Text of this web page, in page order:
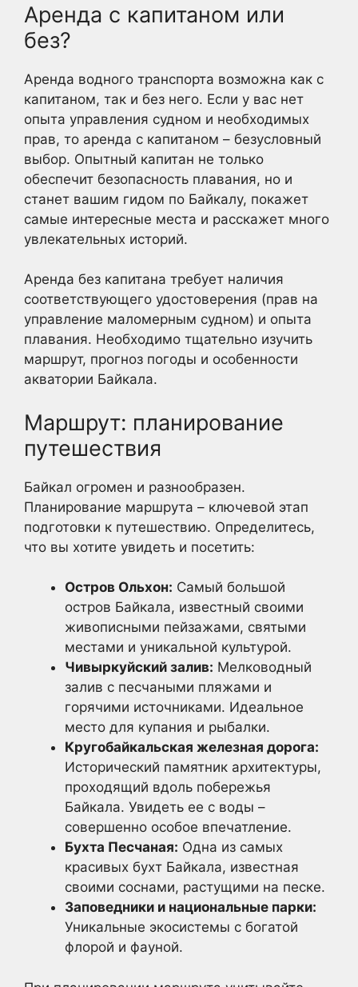
Аренда с капитаном или
без?
Аренда водного транспорта возможна как с
капитаном, так и без него. Если у вас нет
опыта управления судном и необходимых
прав, то аренда с капитаном – безусловный
выбор. Опытный капитан не только
обеспечит безопасность плавания, но и
станет вашим гидом по Байкалу, покажет
самые интересные места и расскажет много
увлекательных историй.
Аренда без капитана требует наличия
соответствующего удостоверения (прав на
управление маломерным судном) и опыта
плавания. Необходимо тщательно изучить
маршрут, прогноз погоды и особенности
акватории Байкала.
Маршрут: планирование
путешествия
Байкал огромен и разнообразен.
Планирование маршрута – ключевой этап
подготовки к путешествию. Определитесь,
что вы хотите увидеть и посетить:
Остров Ольхон: Самый большой
остров Байкала, известный своими
живописными пейзажами, святыми
местами и уникальной культурой.
Чивыркуйский залив: Мелководный
залив с песчаными пляжами и
горячими источниками. Идеальное
место для купания и рыбалки.
Кругобайкальская железная дорога:
Исторический памятник архитектуры,
проходящий вдоль побережья
Байкала. Увидеть ее с воды –
совершенно особое впечатление.
Бухта Песчаная: Одна из самых
красивых бухт Байкала, известная
своими соснами, растущими на песке.
Заповедники и национальные парки:
Уникальные экосистемы с богатой
флорой и фауной.